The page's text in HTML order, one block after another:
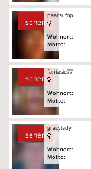
sehen
paarsufop
Wohnort:
Motto:
sehen
fantasie77
Wohnort:
Motto:
sehen
grazylady
Wohnort:
Motto: